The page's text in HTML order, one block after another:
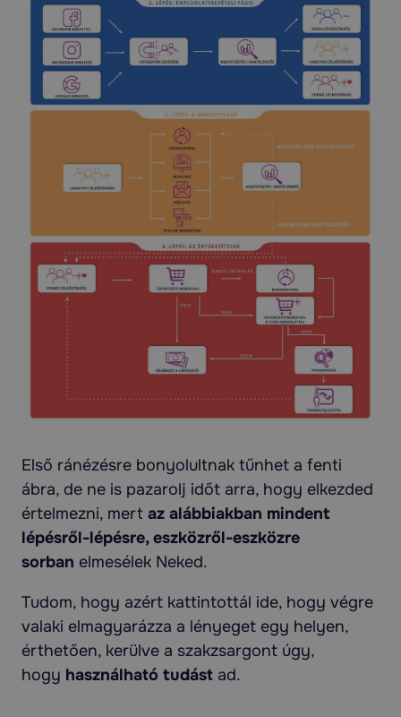
Első ránézésre bonyolultnak tűnhet a fenti
ábra, de ne is pazarolj időt arra, hogy elkezded
értelmezni, mert az alábbiakban mindent
lépésről-lépésre, eszközről-eszközre
sorban elmesélek Neked.
Tudom, hogy azért kattintottál ide, hogy végre
valaki elmagyarázza a lényeget egy helyen,
érthetően, kerülve a szakzsargont úgy,
hogy használható tudást ad.